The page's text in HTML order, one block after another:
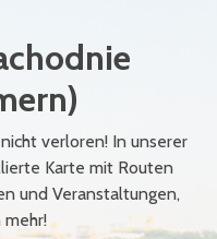
verloren! In unserer
Karte mit Routen
und Veranstaltungen,